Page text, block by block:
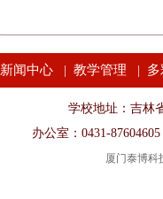
新闻中心 教学管理
学校地址：吉林
办公室：0431-
厦门泰博科